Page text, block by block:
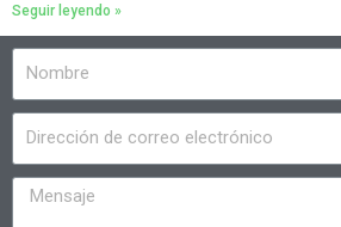
Seguir leyendo »